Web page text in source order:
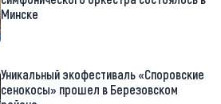
Минске
Уникальный экофестиваль «Споровские
сенокосы» прошел в Березовском